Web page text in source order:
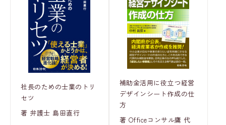
社長のための士業のトリ
セツ
著 弁護士 島田直行
補助金活用に役立つ経営
デザインシート作成の仕
方
著 Officeコンサル鷹 代